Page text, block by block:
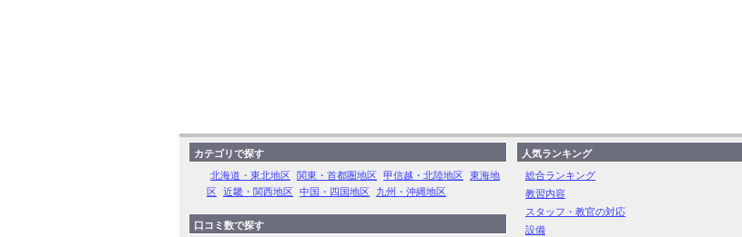
カテゴリで探す
北海道・東北地区 関東・首都圏地区 甲信越・北陸地区 東海地
区 近畿・関西地区 中国・四国地区 九州・沖縄地区
口コミ数で探す
人気ランキング
総合ランキング
教習内容
スタッフ・教官の対応
設備